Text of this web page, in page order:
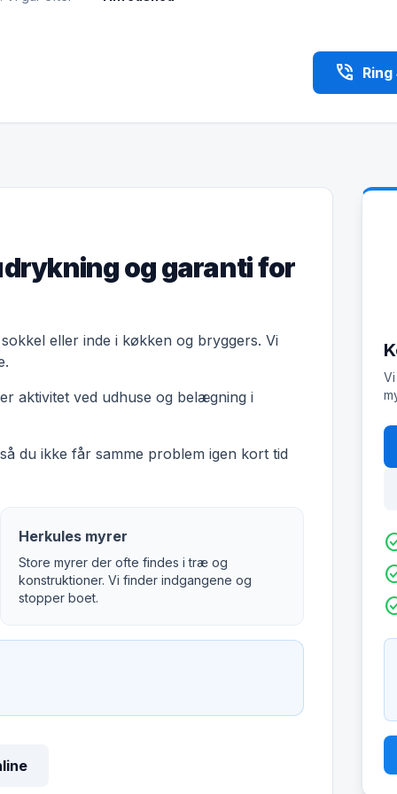
phone_in_talk
og garanti for
eller inde i køkken og bryggers. Vi
aktivitet ved udhuse og belægning i
du ikke får samme problem igen kort tid
Herkules myrer
Store myrer der ofte findes i træ og
konstruktioner. Vi finder indgangene og
stopper boet.